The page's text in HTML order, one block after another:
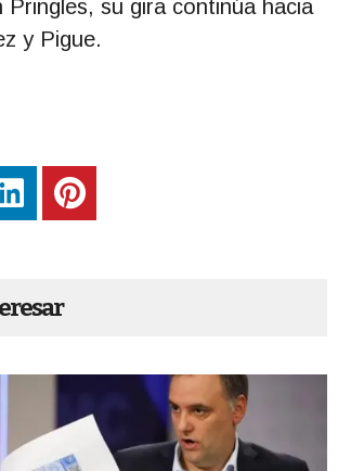
Pringles, su gira continúa hacia
y Pigue.